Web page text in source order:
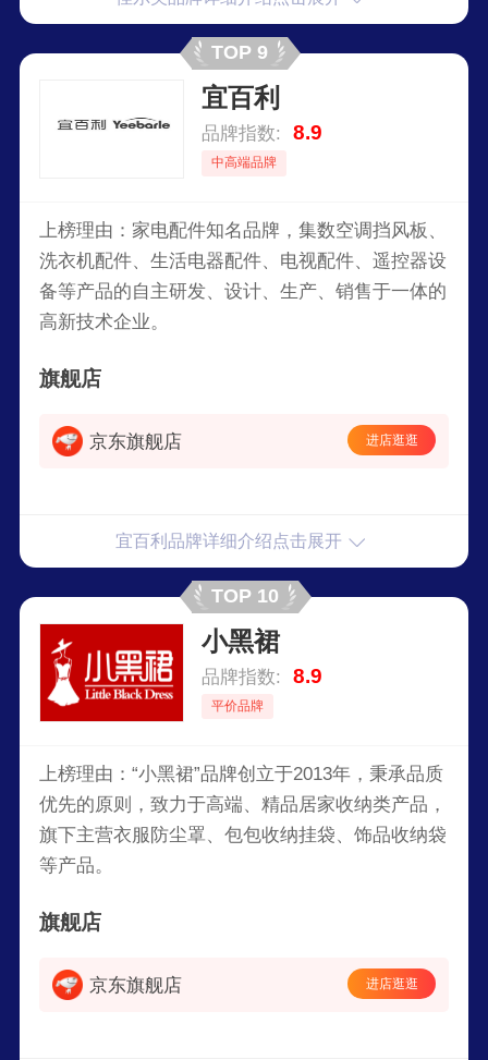
TOP 9
宜百利
品牌指数: 8.9
中高端品牌
上榜理由：家电配件知名品牌，集数空调挡风板、
洗衣机配件、生活电器配件、电视配件、遥控器设
备等产品的自主研发、设计、生产、销售于一体的
高新技术企业。
旗舰店
京东旗舰店 进店逛逛
宜百利品牌详细介绍点击展开
TOP 10
小黑裙
品牌指数: 8.9
平价品牌
上榜理由：“小黑裙”品牌创立于2013年，秉承品质
优先的原则，致力于高端、精品居家收纳类产品，
旗下主营衣服防尘罩、包包收纳挂袋、饰品收纳袋
等产品。
旗舰店
京东旗舰店 进店逛逛